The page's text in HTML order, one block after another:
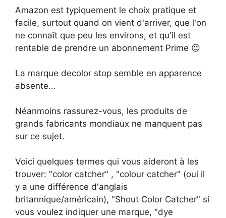
Amazon est typiquement le choix pratique et
facile, surtout quand on vient d'arriver, que l'on
ne connaît que peu les environs, et qu'il est
rentable de prendre un abonnement Prime 😉
La marque decolor stop semble en apparence
absente...
Néanmoins rassurez-vous, les produits de
grands fabricants mondiaux ne manquent pas
sur ce sujet.
Voici quelques termes qui vous aideront à les
trouver: "color catcher" , "colour catcher" (oui il
y a une différence d'anglais
britannique/américain), "Shout Color Catcher" si
vous voulez indiquer une marque, "dye